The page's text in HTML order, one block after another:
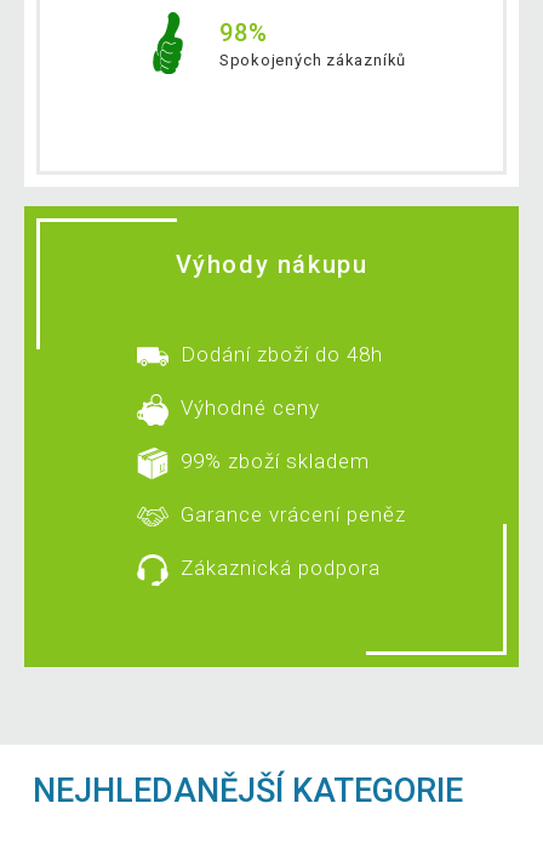
98%
Spokojených zákazníků
Výhody nákupu
Dodání zboží do 48h
Výhodné ceny
99% zboží skladem
Garance vrácení peněz
Zákaznická podpora
NEJHLEDANĚJŠÍ KATEGORIE